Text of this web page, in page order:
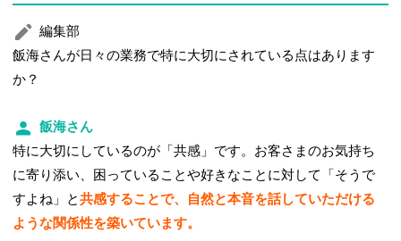
編集部
飯海さんが日々の業務で特に大切にされている点はあります
か？
飯海さん
特に大切にしているのが「共感」です。お客さまのお気持ち
に寄り添い、困っていることや好きなことに対して「そうで
すよね」と共感することで、自然と本音を話していただける
ような関係性を築いています。